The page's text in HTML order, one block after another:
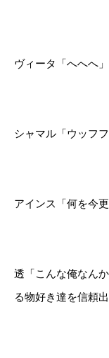
ヴィータ「へへへ
シャマル「ウッフ
アインス「何を今
透「こんな俺なん
る物好き達を信頼